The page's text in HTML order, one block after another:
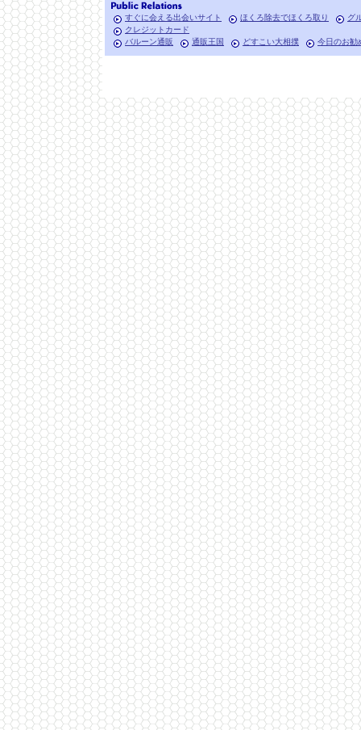
すぐに会える出会いサイト ほくろ除去でほくろ取り
グ
クレジットカード
バルーン通販
通販王国 どすこい大相撲 今日のお勧